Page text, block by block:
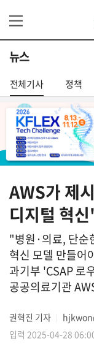
뉴스
전체기사 정책
AWS가 제
디지털 혁
"병원·의료, 단순
혁신 모델 만들어
과기부 'CSAP 로
공공의료기관
권혁진 기자
입력 2025-04-28